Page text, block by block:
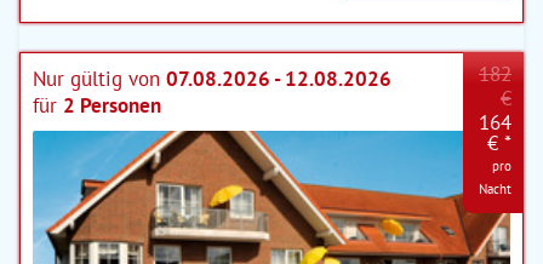
Nur gültig von 07.08.2026 - 12.08.2026
für 2 Personen
182
€
164
€ *
pro
Nacht